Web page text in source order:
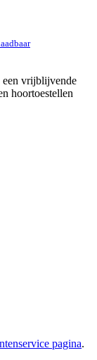
vrijblijvende
hoortoestellen
pagina.